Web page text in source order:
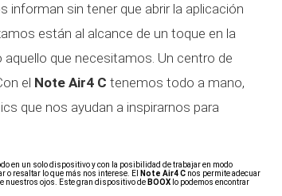
informan sin tener que abrir la aplicación
están al alcance de un toque en la
que necesitamos. Un centro de
el Note Air4 C tenemos todo a mano,
que nos ayudan a inspirarnos para
en un solo dispositivo y con la posibilidad de trabajar en modo
o resaltar lo que más nos interese. El
Note Air4 C nos permite adecuar
nuestros ojos. Este gran dispositivo de BOOX lo podemos encontrar